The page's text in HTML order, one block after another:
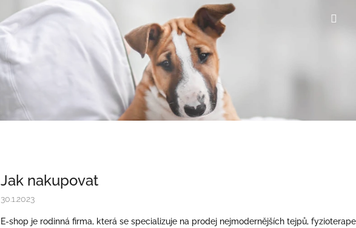
Jak nakupovat
30.1.2023
E-shop je rodinná firma, která se specializuje na prodej nejmodernějších tejpů,